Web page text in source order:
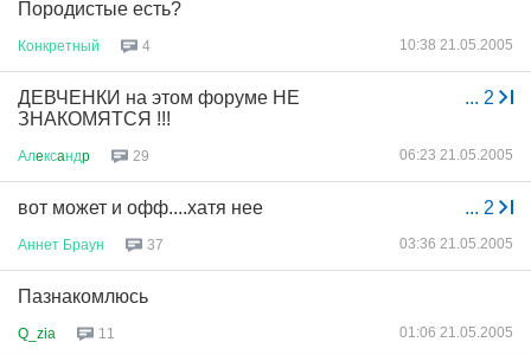
Породистые есть?
Конкретный 4 10:38 21.05.2005
... 2
ДЕВЧЕНКИ на этом форуме НЕ
ЗНАКОМЯТСЯ !!!
Алeксaндp 29 06:23 21.05.2005
... 2
вот может и офф....хатя нее
Аннет Браун 37 03:36 21.05.2005
Пазнакомлюсь
Q_zia 11 01:06 21.05.2005